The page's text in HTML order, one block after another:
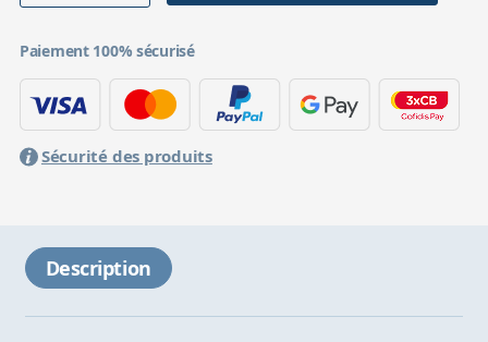
Paiement 100% sécurisé
Sécurité des produits
Description